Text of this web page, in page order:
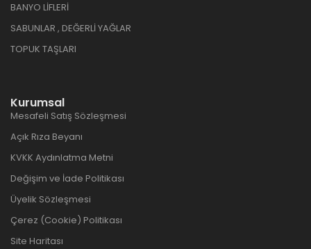
BANYO LİFLERİ
SABUNLAR , DEĞERLİ YAĞLAR
TOPUK TAŞLARI
Kurumsal
Mesafeli Satış Sözleşmesi
Açık Rıza Beyanı
KVKK Aydınlatma Metni
Değişim ve İade Politikası
Üyelik Sözleşmesi
Çerez (Cookie) Politikası
Site Haritası